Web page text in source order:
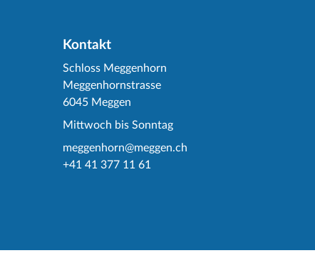
Kontakt
Schloss Meggenhorn
Meggenhornstrasse
6045 Meggen
Mittwoch bis Sonntag
meggenhorn@meggen.ch
+41 41 377 11 61